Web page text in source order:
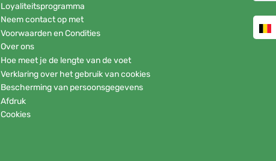
Loyaliteitsprogramma
Neem contact op met
Voorwaarden en Condities
Over ons
Hoe meet je de lengte van de voet
Verklaring over het gebruik van cookies
Bescherming van persoonsgegevens
Afdruk
Cookies